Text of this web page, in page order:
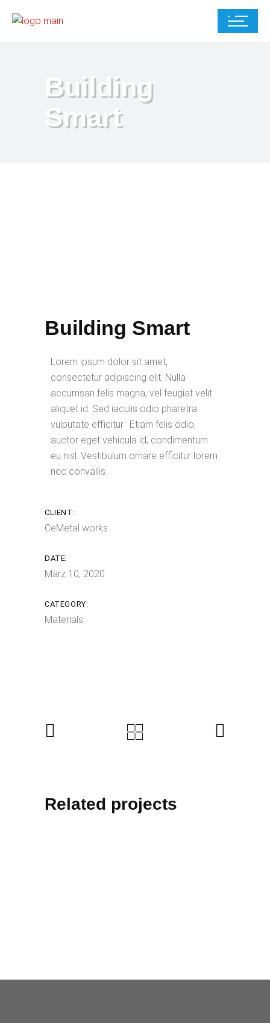
Building
Smart
Building Smart
Lorem ipsum dolor sit amet,
consectetur adipiscing elit. Nulla
accumsan felis magna, vel feugiat velit
aliquet id. Sed iaculis odio pharetra
vulputate efficitur. Etiam felis odio,
auctor eget vehicula id, condimentum
eu nisl. Vestibulum ornare efficitur lorem
nec convallis.
CLIENT:
CeMetal works
DATE:
März 10, 2020
CATEGORY:
Materials
Related projects